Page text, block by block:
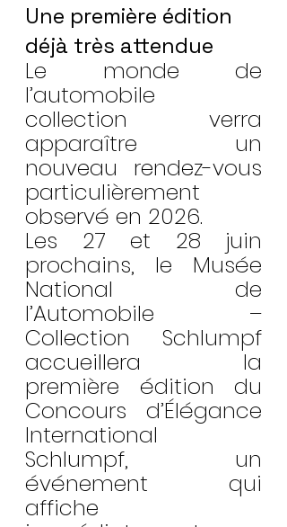
Une première édition
déjà très attendue
Le monde de
l’automobile
collection verra
apparaître un
nouveau rendez-vous
particulièrement
observé en 2026.
Les 27 et 28 juin
prochains, le Musée
National de
l’Automobile –
Collection Schlumpf
accueillera la
première édition du
Concours d’Élégance
International
Schlumpf, un
événement qui
affiche